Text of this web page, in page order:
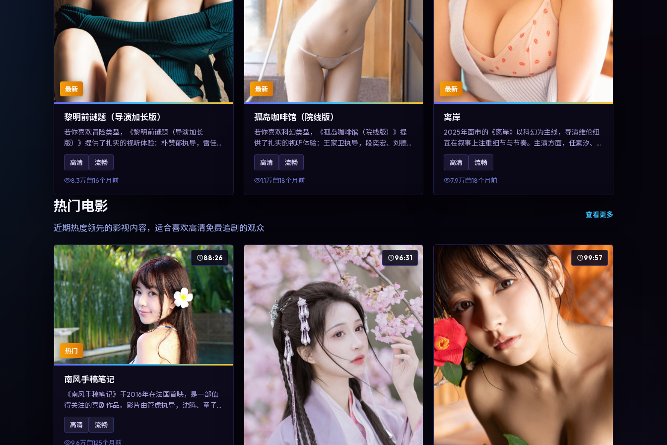
最新
黎明前谜题（导演加长版）
若你喜欢冒险类型，《黎明前谜题（导演加长
版）》提供了扎实的视听体验：朴赞郁执导，雷佳
音、佛罗伦斯·珀与章子怡共同演绎。影片2025年于
美国上映，内容在有限空间内完成高密度的戏剧冲
突，关键词包含高清流畅、人物关系与情节反转，
高清 流畅
8.3万 16个月前
最新
孤岛咖啡馆（院线版）
若你喜欢科幻类型，《孤岛咖啡馆（院线版）》提
供了扎实的视听体验：王家卫执导，段奕宏、刘德
华与任素汐共同演绎。影片2025年于中国台湾上
映，内容用冷峻镜头语言观察城市夜间的孤独，关
键词包含高清流畅、人物关系与情节反转，适合检
高清 流畅
1.1万 18个月前
最新
离岸
2025年面市的《离岸》以科幻为主线，导演维伦纽
瓦在叙事上注重细节与节奏。主演方面，任素汐、
王凯与甄子丹的表演为角色增添层次。故事把东方
美学与类型节奏做本土化融合，可作为德国影视爱
好者的高清观影选择。
高清 流畅
7.9万 18个月前
热门电影
近期热度领先的影视内容，适合喜欢高清免费追剧的观众
查看更多
热门
88:26
南风手稿笔记
《南风手稿笔记》于2016年在法国首映，是一部值
得关注的喜剧作品。影片由管虎执导，沈腾、章子
怡与张震领衔出演。剧情通过回忆与现实交错呈现
记忆的可塑性，整体完成度高，适合希望了解法国
喜剧类型创作的观众在线观看。
高清 流畅
9.6万 125个月前
96:31 99:57